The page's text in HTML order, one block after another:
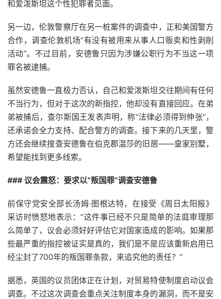
和爱泼斯坦这个性犯罪者见面。
另一边，伦敦警察厅在另一桩案件的调查中，正和美国警方
合作，调查伦敦机场“有没有被用来从事人口贩卖和性剥削
活动”。不过目前，安德鲁只因为涉嫌公职行为不当这一项
罪名被逮捕。
虽然安德鲁一直极力否认，自己和爱泼斯坦交往期间有任何
不当行为，但对于这次的新指控，他却没有直接回应。在弟
弟被捕后，查尔斯国王发表声明，称“法律必须得到伸张”，
还承诺会全力支持、配合警方的调查。接下来的几天里，警
方还会继续搜查安德鲁在伯克郡温莎的旧居——皇家别墅，
希望能找到更多线索。
### 议会震怒：要求以“叛国罪”调查安德鲁
前保守党安全部长汤姆·图根达特，在接受《周日太阳报》
采访时愤怒地表示：“这件事已经不只是简单的法庭审理那
么简单了，议会必须好好评估它对国家造成的影响。如果那
些最严重的指控被证实是真的，我们是不是应该重新启用已
经尘封了700年的叛国罪条款，来追究他的责任？”
据悉，英国的议员团体正在计划，对贸易特使制度启动议会
调查。不过这次调查会重点关注制度本身的漏洞，而不是安